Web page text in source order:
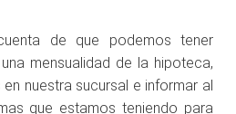
de que podemos tener
mensualidad de la hipoteca,
nuestra sucursal e informar al
que estamos teniendo para